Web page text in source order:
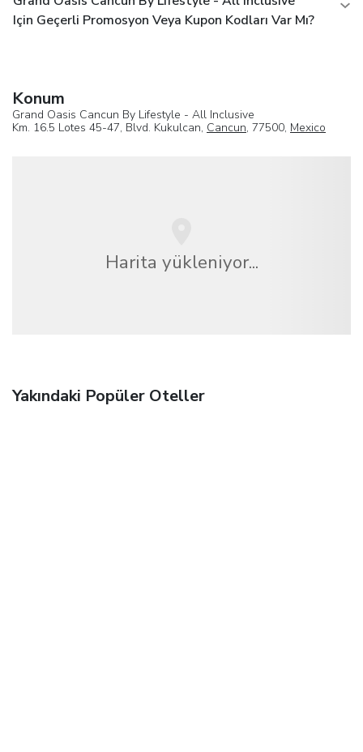
Için Geçerli Promosyon Veya Kupon Kodları Var Mı?
Konum
Grand Oasis Cancun By Lifestyle - All Inclusive
Km. 16.5 Lotes 45-47, Blvd. Kukulcan, Cancun, 77500, Mexico
Harita yükleniyor...
Yakındaki Popüler Oteller